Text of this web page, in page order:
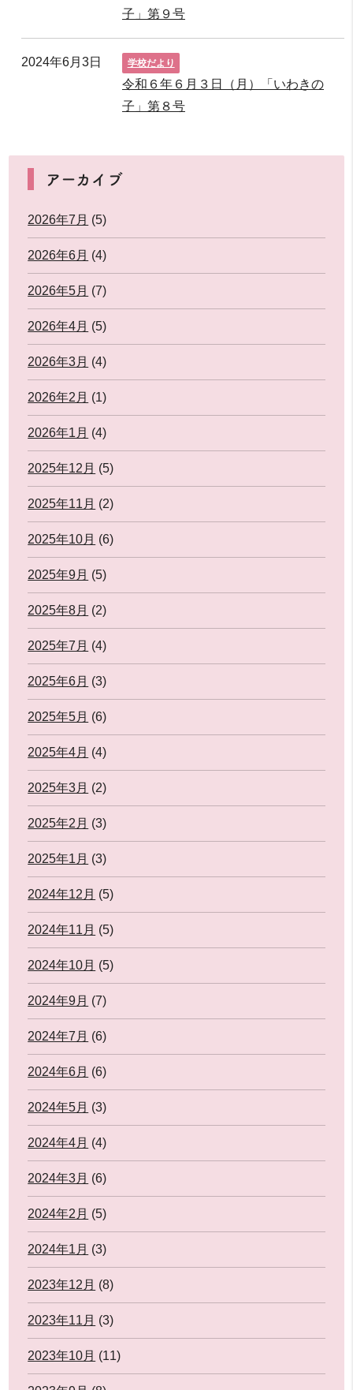
子」第９号
2024年6月3日 学校だより
令和６年６月３日（月）「いわきの
子」第８号
アーカイブ
2026年7月 (5)
2026年6月 (4)
2026年5月 (7)
2026年4月 (5)
2026年3月 (4)
2026年2月 (1)
2026年1月 (4)
2025年12月 (5)
2025年11月 (2)
2025年10月 (6)
2025年9月 (5)
2025年8月 (2)
2025年7月 (4)
2025年6月 (3)
2025年5月 (6)
2025年4月 (4)
2025年3月 (2)
2025年2月 (3)
2025年1月 (3)
2024年12月 (5)
2024年11月 (5)
2024年10月 (5)
2024年9月 (7)
2024年7月 (6)
2024年6月 (6)
2024年5月 (3)
2024年4月 (4)
2024年3月 (6)
2024年2月 (5)
2024年1月 (3)
2023年12月 (8)
2023年11月 (3)
2023年10月 (11)